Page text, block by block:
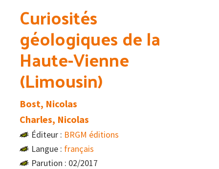
Curiosités
géologiques de la
Haute-Vienne
(Limousin)
Bost, Nicolas
Charles, Nicolas
Éditeur : BRGM éditions
Langue : français
Parution : 02/2017